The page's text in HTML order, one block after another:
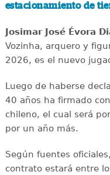
estacionamiento de
Josimar José Évora
Vozinha, arquero y
2026, es el nuevo
Luego de haberse
40 años ha firmado
chileno, el cual será
por un año más.
Según fuentes
contrato estará entre